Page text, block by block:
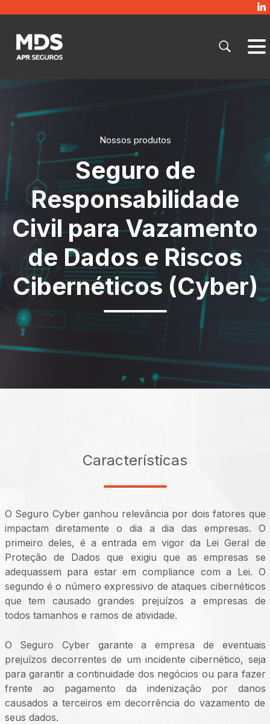
Nossos produtos
Seguro de
Responsabilidade
Civil para Vazamento
de Dados e Riscos
Cibernéticos (Cyber)
Características
O Seguro Cyber ganhou relevância por dois fatores que
impactam diretamente o dia a dia das empresas. O
primeiro deles, é a entrada em vigor da Lei Geral de
Proteção de Dados que exigiu que as empresas se
adequassem para estar em compliance com a Lei. O
segundo é o número expressivo de ataques cibernéticos
que tem causado grandes prejuízos a empresas de
todos tamanhos e ramos de atividade.
O Seguro Cyber garante a empresa de eventuais
prejuízos decorrentes de um incidente cibernético, seja
para garantir a continuidade dos negócios ou para fazer
frente ao pagamento da indenização por danos
causados a terceiros em decorrência do vazamento de
seus dados.